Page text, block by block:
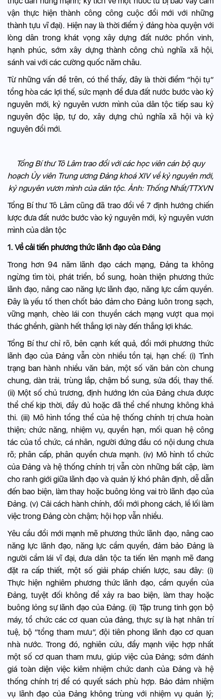
vận thực hiện thành công công cuộc đổi mới với những
thành tựu vĩ đại). Hiện nay là thời điểm ý đảng hòa quyện với
lòng dân trong khát vọng xây dựng đất nước phồn vinh,
hạnh phúc, sớm xây dựng thành công chủ nghĩa xã hội,
sánh vai với các cường quốc năm châu.
Từ những vấn đề trên, có thể thấy, đây là thời điểm “hội tụ”
tổng hòa các lợi thế, sức mạnh để đưa đất nước bước vào kỷ
nguyên mới, kỷ nguyên vươn mình của dân tộc tiếp sau kỷ
nguyên độc lập, tự do, xây dựng chủ nghĩa xã hội và kỷ
nguyên đổi mới.
Tổng Bí thư Tô Lâm trao đổi với các học viên cán bộ quy
hoạch Ủy viên Trung ương Đảng khoá XIV về kỷ nguyên mới,
kỷ nguyên vươn mình của dân tộc. Ảnh: Thống Nhất/TTXVN
Tổng Bí thư Tô Lâm cũng đã trao đổi về 7 định hướng chiến
lược đưa đất nước bước vào kỷ nguyên mới, kỷ nguyên vươn
mình của dân tộc
1. Về cải tiến phương thức lãnh đạo của Đảng
Trong hơn 94 năm lãnh đạo cách mạng, Đảng ta không
ngừng tìm tòi, phát triển, bổ sung, hoàn thiện phương thức
lãnh đạo, nâng cao năng lực lãnh đạo, năng lực cầm quyền.
Đây là yếu tố then chốt bảo đảm cho Đảng luôn trong sạch,
vững mạnh, chèo lái con thuyền cách mạng vượt qua mọi
thác ghềnh, giành hết thắng lợi này đến thắng lợi khác.
Tổng Bí thư chỉ rõ, bên cạnh kết quả, đổi mới phương thức
lãnh đạo của Đảng vẫn còn nhiều tồn tại, hạn chế: (i) Tình
trạng ban hành nhiều văn bản, một số văn bản còn chung
chung, dàn trải, trùng lắp, chậm bổ sung, sửa đổi, thay thế.
(ii) Một số chủ trương, định hướng lớn của Đảng chưa được
thể chế kịp thời, đầy đủ hoặc đã thể chế nhưng không khả
thi. (iii) Mô hình tổng thể của hệ thống chính trị chưa hoàn
thiện; chức năng, nhiệm vụ, quyền hạn, mối quan hệ công
tác của tổ chức, cá nhân, người đứng đầu có nội dung chưa
rõ; phân cấp, phân quyền chưa mạnh. (iv) Mô hình tổ chức
của Đảng và hệ thống chính trị vẫn còn những bất cập, làm
cho ranh giới giữa lãnh đạo và quản lý khó phân định, dễ dẫn
đến bao biện, làm thay hoặc buông lỏng vai trò lãnh đạo của
Đảng. (v) Cải cách hành chính, đổi mới phong cách, lề lối làm
việc trong Đảng còn chậm; hội họp vẫn nhiều.
Yêu cầu đổi mới mạnh mẽ phương thức lãnh đạo, nâng cao
năng lực lãnh đạo, năng lực cầm quyền, đảm bảo Đảng là
người cầm lái vĩ đại, đưa dân tộc ta tiến lên mạnh mẽ đang
đặt ra cấp thiết, một số giải pháp chiến lược, sau đây: (i)
Thực hiện nghiêm phương thức lãnh đạo, cầm quyền của
Đảng, tuyệt đối không để xảy ra bao biện, làm thay hoặc
buông lỏng sự lãnh đạo của Đảng. (ii) Tập trung tinh gọn bộ
máy, tổ chức các cơ quan của đảng, thực sự là hạt nhân trí
tuệ, bộ “tổng tham mưu”, đội tiên phong lãnh đạo cơ quan
nhà nước. Trong đó, nghiên cứu, đẩy mạnh việc hợp nhất
một số cơ quan tham mưu, giúp việc của Đảng; sớm đánh
giá toàn diện việc kiêm nhiệm chức danh của Đảng và hệ
thống chính trị để có quyết sách phù hợp. Bảo đảm nhiệm
vụ lãnh đạo của Đảng không trùng với nhiệm vụ quản lý;